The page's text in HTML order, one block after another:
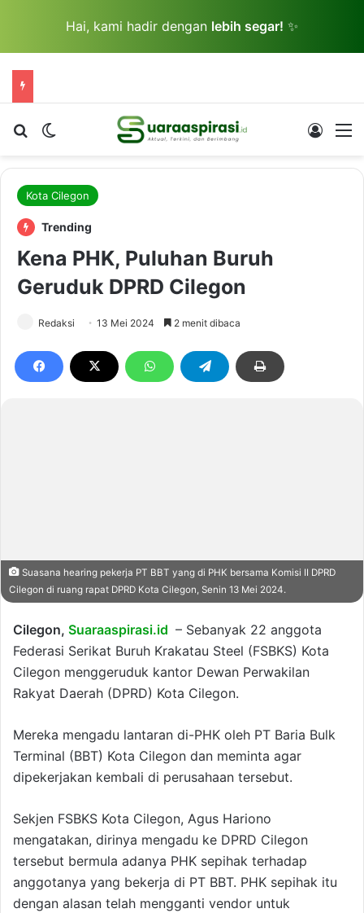
Hai, kami hadir dengan lebih segar! ✨
Cari berita...Switch skin Log In
Kota Cilegon
Trending
Kena PHK, Puluhan Buruh
Geruduk DPRD Cilegon
Redaksi 13 Mei 2024 2 menit dibaca
Suasana hearing pekerja PT BBT yang di PHK bersama Komisi II DPRD
Cilegon di ruang rapat DPRD Kota Cilegon, Senin 13 Mei 2024.
Cilegon, Suaraaspirasi.id – Sebanyak 22 anggota
Federasi Serikat Buruh Krakatau Steel (FSBKS) Kota
Cilegon menggeruduk kantor Dewan Perwakilan
Rakyat Daerah (DPRD) Kota Cilegon.
Mereka mengadu lantaran di-PHK oleh PT Baria Bulk
Terminal (BBT) Kota Cilegon dan meminta agar
dipekerjakan kembali di perusahaan tersebut.
Sekjen FSBKS Kota Cilegon, Agus Hariono
mengatakan, dirinya mengadu ke DPRD Cilegon
tersebut bermula adanya PHK sepihak terhadap
anggotanya yang bekerja di PT BBT. PHK sepihak itu
dengan alasan telah mengganti vendor untuk